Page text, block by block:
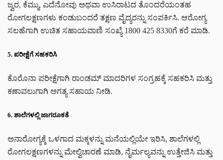
ಜ್ವರ, ಕೆಮ್ಮು, ಎದೆನೋವು ಅಥವಾ ಉಸಿರಾಟದ ತೊಂದರೆಯಂತಹ
ರೋಗಲಕ್ಷಣಗಳು ಕಂಡುಬಂದರೆ ತಕ್ಷಣ ವೈದ್ಯರನ್ನು ಸಂಪರ್ಕಿಸಿ. ಆರೋಗ್ಯ
ಸಲಹೆಗಾಗಿ ಉಚಿತ ಸಹಾಯವಾಣಿ ಸಂಖ್ಯೆ 1800 425 8330ಗೆ ಕರೆ ಮಾಡಿ.
5. ಪರೀಕ್ಷೆಗೆ ಸಹಕರಿಸಿ
ಕೊರೊನಾ ಪರೀಕ್ಷೆಗಾಗಿ ರಾಂಡಮ್ ಮಾದರಿಗಳ ಸಂಗ್ರಹಕ್ಕೆ ಸಹಕರಿಸಿ ಮತ್ತು
ಕಣಾವಲುಗಾಗಿ ಅಗತ್ಯ ಸಹಾಯ ನೀಡಿ.
6. ಶಾಲೆಗಳಲ್ಲಿ ಜಾಗರೂಕತೆ
ಅನಾರೋಗ್ಯಕ್ಕೆ ಒಳಗಾದ ಮಕ್ಕಳನ್ನು ಮನೆಯಲ್ಲಿಯೇ ಇರಿಸಿ, ಶಾಲೆಗಳಲ್ಲಿ
ರೋಗಲಕ್ಷಣಗಳನ್ನು ಮೇಲ್ವಿಚಾರಣೆ ಮಾಡಿ, ನೈರ್ಮಲ್ಯವನ್ನು ಉತ್ತೇಜಿಸಿ ಮತ್ತು